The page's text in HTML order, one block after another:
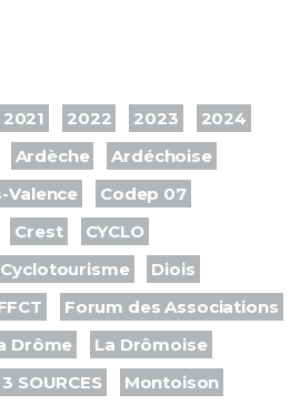
2021 2022 2023
2024
Ardèche
Ardéchoise
Valence
Codep 07
Crest
CYCLO
Cyclotourisme
Diois
Forum des Associations
Drôme
La Drômoise
SOURCES
Montoison